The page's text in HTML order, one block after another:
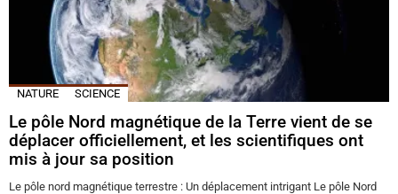
NATURE SCIENCE
Le pôle Nord magnétique de la Terre vient de se
déplacer officiellement, et les scientifiques ont
mis à jour sa position
Le pôle nord magnétique terrestre : Un déplacement intrigant Le pôle Nord